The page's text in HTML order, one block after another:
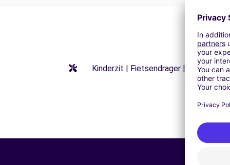
Kinderzit | Fietsendrager |